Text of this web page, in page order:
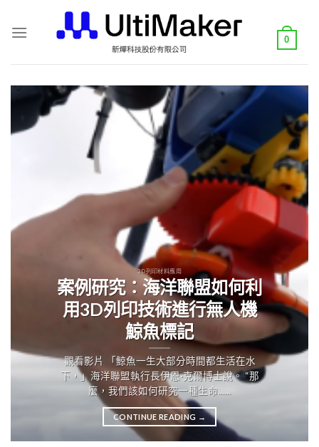
0
3D列印材料應用
案例研究：海洋聯盟如何利
用3D列印技術進行無人機
鯨魚標記
觀看影片 「鯨魚一生大部分時間都生活在水
下，」海洋聯盟執行長伊恩·克爾博士說。 “那
麼，我們該如何研究一種生命......
CONTINUE READING →